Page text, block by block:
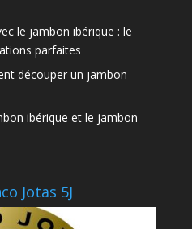
le jambon ibérique : le
parfaites
découper un jambon
ibérique et le jambon
Jotas 5J